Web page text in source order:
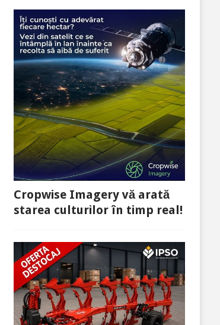
Cropwise Imagery vă arată
starea culturilor în timp real!